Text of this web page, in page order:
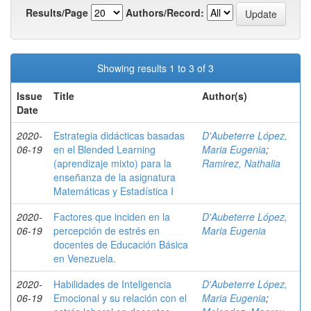
Results/Page Authors/Record:
Showing results 1 to 3 of 3
Issue
Date
Title Author(s)
2020-
06-19
Estrategia didácticas basadas
en el Blended Learning
(aprendizaje mixto) para la
enseñanza de la asignatura
Matemáticas y Estadística I
D'Aubeterre López,
Maria Eugenia;
Ramirez, Nathalia
2020-
06-19
Factores que inciden en la
percepción de estrés en
docentes de Educación Básica
en Venezuela.
D'Aubeterre López,
Maria Eugenia
2020-
06-19
Habilidades de Inteligencia
Emocional y su relación con el
D'Aubeterre López,
Maria Eugenia;